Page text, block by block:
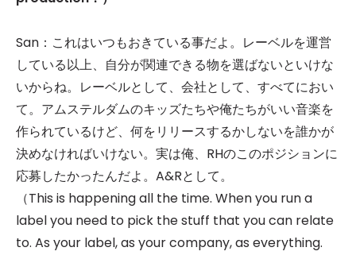
San：これはいつもおきている事だよ。レーベルを運営
している以上、自分が関連できる物を選ばないといけな
いからね。レーベルとして、会社として、すべてにおい
て。アムステルダムのキッズたちや俺たちがいい音楽を
作られているけど、何をリリースするかしないを誰かが
決めなければいけない。実は俺、RHのこのポジションに
応募したかったんだよ。A&Rとして。
（This is happening all the time. When you run a
label you need to pick the stuff that you can relate
to. As your label, as your company, as everything.